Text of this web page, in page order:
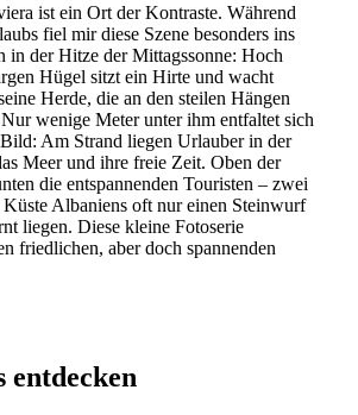
ist ein Ort der Kontraste. Während
fiel mir diese Szene besonders ins
in der Hitze der Mittagssonne: Hoch
Hügel sitzt ein Hirte und wacht
Herde, die an den steilen Hängen
wenige Meter unter ihm entfaltet sich
Am Strand liegen Urlauber in der
Meer und ihre freie Zeit. Oben der
die entspannenden Touristen – zwei
Küste Albaniens oft nur einen Steinwurf
liegen. Diese kleine Fotoserie
friedlichen, aber doch spannenden
entdecken